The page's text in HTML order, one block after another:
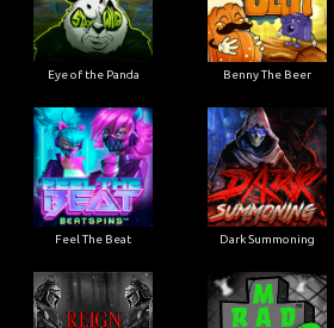
Eye of the Panda Benny The Beer
Feel The Beat Dark Summoning